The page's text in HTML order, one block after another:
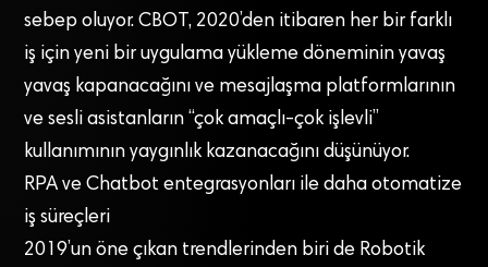
sebep oluyor. CBOT, 2020’den itibaren her bir farklı
iş için yeni bir uygulama yükleme döneminin yavaş
yavaş kapanacağını ve mesajlaşma platformlarının
ve sesli asistanların “çok amaçlı-çok işlevli”
kullanımının yaygınlık kazanacağını düşünüyor.
RPA ve Chatbot entegrasyonları ile daha otomatize
iş süreçleri
2019’un öne çıkan trendlerinden biri de Robotik